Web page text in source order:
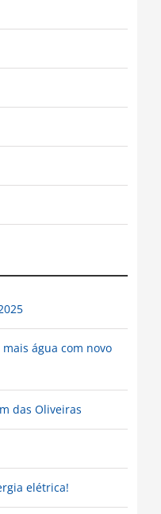
água com novo
das Oliveiras
elétrica!